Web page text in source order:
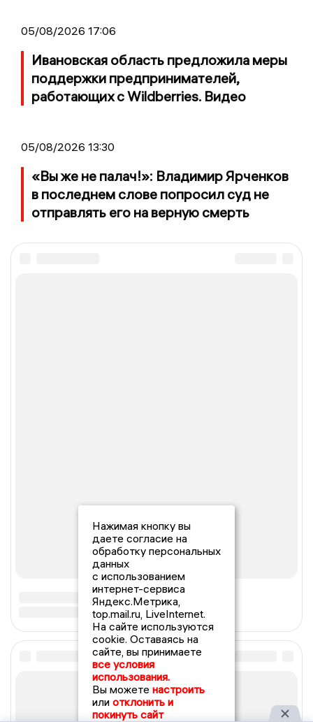
05/08/2026 17:06
Ивановская область предложила меры
поддержки предпринимателей,
работающих с Wildberries. Видео
05/08/2026 13:30
«Вы же не палач!»: Владимир Ярченков
в последнем слове попросил суд не
отправлять его на верную смерть
Нажимая кнопку вы
даете согласие на
обработку персональных
данных
с использованием
интернет-сервиса
Яндекс.Метрика,
top.mail.ru, LiveInternet.
На сайте используются
cookie. Оставаясь на
сайте, вы принимаете
все условия
использования.
Вы можете настроить
или отклонить и
покинуть сайт